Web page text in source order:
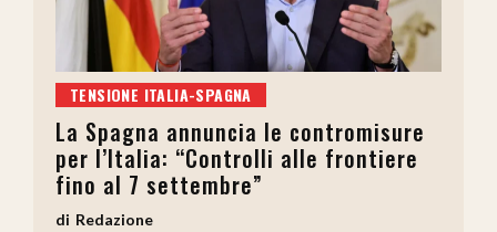
TENSIONE ITALIA-SPAGNA
La Spagna annuncia le contromisure
per l’Italia: “Controlli alle frontiere
fino al 7 settembre”
Redazione